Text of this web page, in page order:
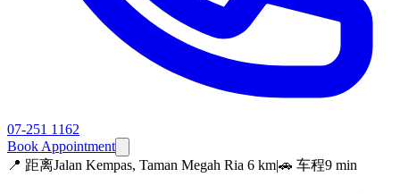
07-251 1162
Book Appointment
📍 距离Jalan Kempas, Taman Megah Ria 6 km|🚗 车程9 min